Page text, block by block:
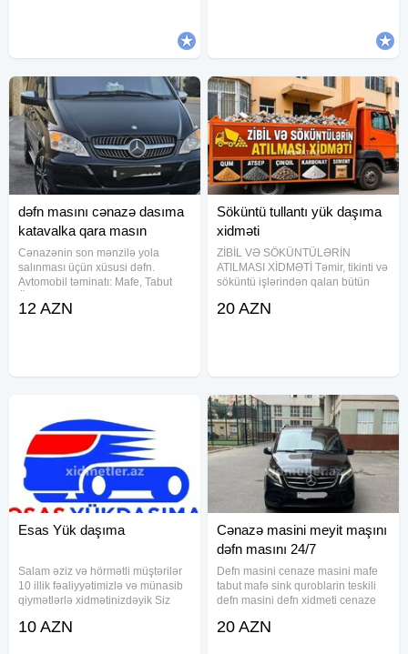
dəfn masını cənazə dasıma
katavalka qara masın
Cənazənin son mənzilə yola
salınması üçün xüsusi dəfn.
Avtomobil təminatı: Mafe, Tabut
xüsusi sink tabutların təşkili.
12 AZN
Söküntü tullantı yük daşıma
xidməti
ZİBİL VƏ SÖKÜNTÜLƏRİN
ATILMASI XİDMƏTİ Təmir, tikinti və
söküntü işlərindən qalan bütün
keçirilir. Mənzil, həyət evi, obyekt,
20 AZN
Esas Yük daşıma
Salam əziz və hörmətli müştərilər
10 illik fəaliyyətimizlə və münasib
qiymətlərlə xidmətinizdəyik Siz
yükdaşıma xidməti gelecek, Tam
10 AZN
Cənazə masini meyit maşını
dəfn masını 24/7
Defn masini cenaze masini mafe
tabut mafə sink quroblarin teskili
defn masini defn xidmeti cenaze
defn masını Defn masini cenaze
20 AZN